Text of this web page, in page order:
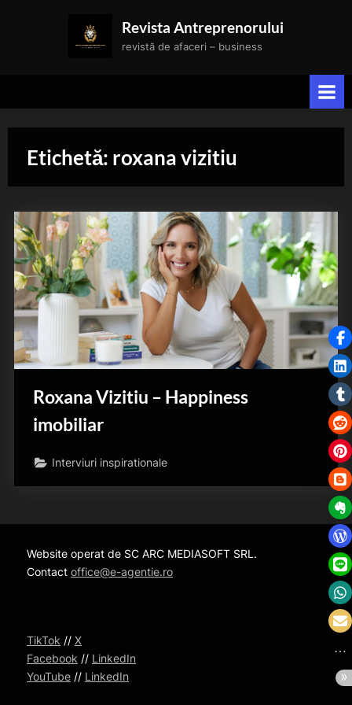
Revista Antreprenorului
revistă de afaceri – business
Etichetă: roxana vizitiu
Roxana Vizitiu – Happiness
imobiliar
Interviuri inspirationale
Website operat de SC ARC MEDIASOFT SRL.
Contact office@e-agentie.ro
TikTok // X
Facebook // LinkedIn
YouTube // LinkedIn